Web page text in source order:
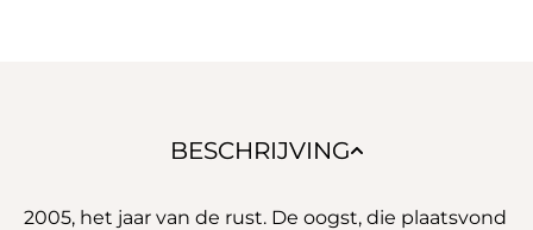
BESCHRIJVING
2005, het jaar van de rust. De oogst, die plaatsvond